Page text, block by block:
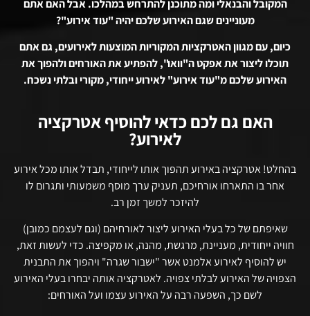
המקובל והבנאלי ומה מתוכנן להתרחש במהלכו. אבל האם אתם
מעוניינים שגם האירוע שלכם יהיה "עוד אירוע"?
כיום, עם מגוון האטרקציות המקוריות המוצעות לאירועים, גם אתם
תוכלו ליצור את אפקט ה"וואו", להפתיע את האורחים ולהפוך את
האירוע שלכם מ"עוד אירוע" לאירוע ייחודי, מקורי ובלתי נשכח.
האם גם לכם כדאי להוסיף אטרקציה
לאירוע?
בהחלט! אטרקציה באירוע תהפוך אותו לייחודי, תבדל אותו מכל אירוע
אחר בו התארחו אורחיכם, תעניק ערך מוסף משמעותי ותגרום לו
להיזכר למשך זמן רב.
שאיפתם של כל בעלי האירוע ליצור לאורחיהם (וגם לעצמם כמובן)
חוויה ייחודית, מעניינת, מרגשת, מהנה, או מקפיצה. כדי לעשות זאת,
יש להוסיף לאירוע אלמנט אשר "ישבור שגרה" ויהפוך את התבנית
הצפויה של האירוע לבלתי צפויה. לאטרקציה אותה יבחרו בעלי האירוע
לשם כך, השפעה רבה על האירוע עצמו ועל האורחים: